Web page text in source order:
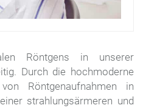
Röntgens in unserer
Durch die hochmoderne
Röntgenaufnahmen in
strahlungsärmeren und